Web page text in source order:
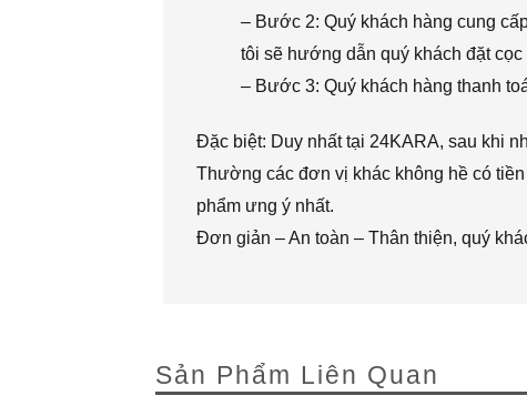
– Bước 2: Quý khách hàng cung
tôi sẽ hướng dẫn quý khách đặt
– Bước 3: Quý khách hàng thanh
Đặc biệt: Duy nhất tại 24KARA, sau khi
Thường các đơn vị khác không hề có
phẩm ưng ý nhất.
Đơn giản – An toàn – Thân thiện, quý
Sản Phẩm Liên Quan